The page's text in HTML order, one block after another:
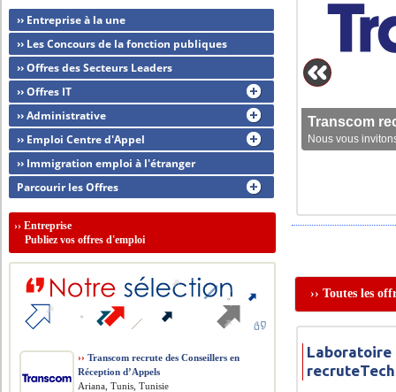
Transcom
Nous vous
›› Toutes les
Laboratoire
›› Entreprise à la une
›› Les Concours de la fonction publiques
›› Offres des Secteurs Leaders
›› Offres IT
›› Administrative
›› Emploi Centre d'Appel
›› Immigration emploi à l'étranger
Parcourir les Offres
››Entreprise
Publiez vos offres d'emploi
›› Transcom recrute des Conseillers en
Réception d’Appels
Ariana, Tunis, Tunisie